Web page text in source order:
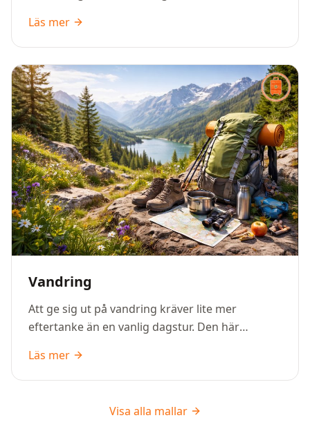
för ett bekvämt och tryggt campingäventyr,
oavsett om du bor i tält, husbil eller stuga.
Läs mer
Vandring
Att ge sig ut på vandring kräver lite mer
eftertanke än en vanlig dagstur. Den här
för en trygg och bekväm vandring – oavsett om
det är en kort tur eller flera dagar ute i naturen.
Läs mer
Visa alla mallar